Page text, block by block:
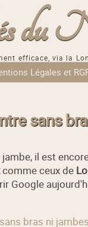
efficace, via la
Légales et
sans
il est
comme ceux de
Google
bras ni jambes